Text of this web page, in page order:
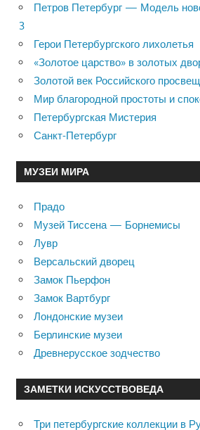
Петров Петербург — Модель
3
Герои Петербургского лихолетья
«Золотое царство» в золотых
Золотой век Российского
Мир благородной простоты и
Петербургская Мистерия
Санкт-Петербург
МУЗЕИ МИРА
Прадо
Музей Тиссена — Борнемисы
Лувр
Версальский дворец
Замок Пьерфон
Замок Вартбург
Лондонские музеи
Берлинские музеи
Древнерусское зодчество
ЗАМЕТКИ ИСКУССТВОВЕДА
Три петербургские коллекции в